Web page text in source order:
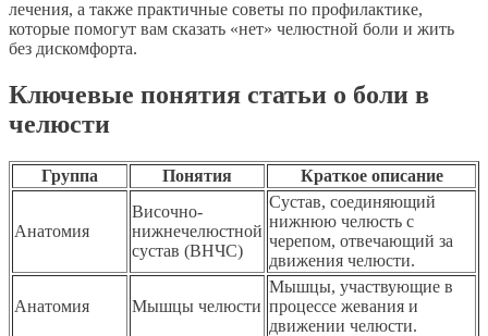
лечения, а также практичные советы по профилактике,
которые помогут вам сказать «нет» челюстной боли и жить
без дискомфорта.
Ключевые понятия статьи о боли в
челюсти
Группа Понятия Краткое описание
Анатомия
Височно-
нижнечелюстной
сустав (ВНЧС)
Сустав, соединяющий
нижнюю челюсть с
черепом, отвечающий за
движения челюсти.
Анатомия Мышцы челюсти
Мышцы, участвующие в
процессе жевания и
движении челюсти.